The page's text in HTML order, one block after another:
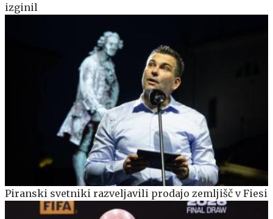
izginil
Piranski svetniki razveljavili prodajo zemljišč v Fiesi